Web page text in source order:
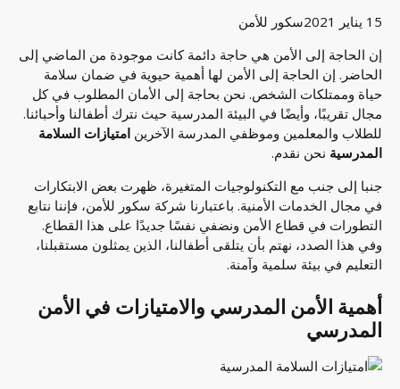
15 يناير 2021
سكور للأمن
إن الحاجة إلى الأمن هي حاجة دائمة كانت موجودة من الماضي إلى
الحاضر. إن الحاجة إلى الأمن لها أهمية حيوية في ضمان سلامة
حياة وممتلكات الشخص. نحن بحاجة إلى الأمان المطلوب في كل
مجال تقريبًا، وأيضًا في البيئة المدرسية حيث نترك أطفالنا وأحبائنا.
للطلاب والمعلمين وموظفي المدرسة الآخرين امتيازات السلامة
المدرسية نحن نقدم.
جنبا إلى جنب مع التكنولوجيات المتغيرة، ظهرت بعض الابتكارات
في مجال الخدمات الأمنية. باعتبارنا شركة سكور للأمن، فإننا نتابع
التطورات في قطاع الأمن ونضفي نفسًا جديدًا على هذا القطاع.
وفي هذا الصدد، نهتم بأن يتلقى أطفالنا، الذين يمثلون مستقبلنا،
التعليم في بيئة سلمية وآمنة.
أهمية الأمن المدرسي والامتيازات في الأمن
المدرسي